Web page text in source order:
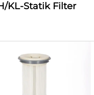
KL-Statik Filter